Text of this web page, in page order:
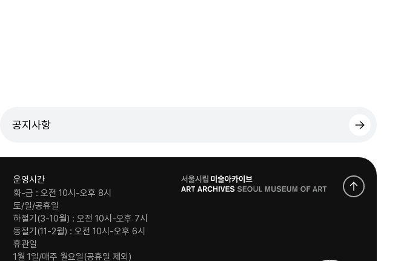
공지사항
운영시간
화-금 : 오전 10시-오후 8시
토/일/공휴일
하절기(3-10월) : 오전 10시-오후 7시
동절기(11-2월) : 오전 10시-오후 6시
휴관일
1월 1일/매주 월요일(공휴일 제외)
로
고